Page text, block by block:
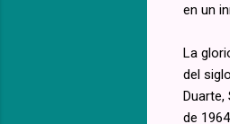
en un
La
del
Duarte,
de